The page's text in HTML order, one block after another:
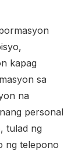
kapag
sa
na
personal
tulad ng
ng telepono